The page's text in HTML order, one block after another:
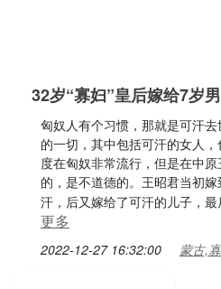
32岁“寡妇”皇后嫁给7岁
匈奴人有个习惯，那就是可汗
的一切，其中包括可汗的女人
度在匈奴非常流行，但是在中
的，是不道德的。王昭君当初
汗，后又嫁给了可汗的儿子，
更多
2022-12-27 16:32:00 蒙古,